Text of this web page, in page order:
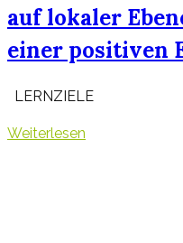
auf lokaler
einer positiven
LERNZIELE
Weiterlesen